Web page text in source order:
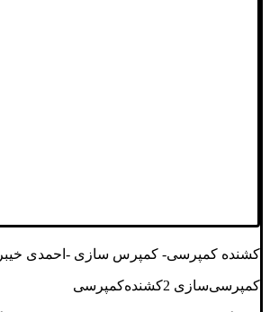
کشنده کمپرسی- کمپرس سازی -احمدی خیبر
کمپرسی‌سازی 2کشنده‌کمپرسی